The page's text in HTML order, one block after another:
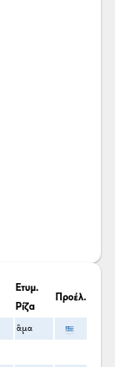
Ετυμ.
Ρίζα
Προέλ.
ἅμα